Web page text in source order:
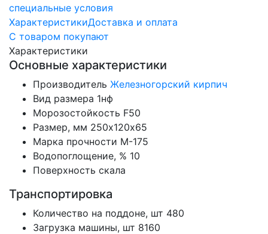
специальные условия
ХарактеристикиДоставка и оплата
С товаром покупают
Характеристики
Основные характеристики
Производитель Железногорский кирпич
Вид размера 1нф
Морозостойкость F50
Размер, мм 250х120х65
Марка прочности М-175
Водопоглощение, % 10
Поверхность скала
Транспортировка
Количество на поддоне, шт 480
Загрузка машины, шт 8160